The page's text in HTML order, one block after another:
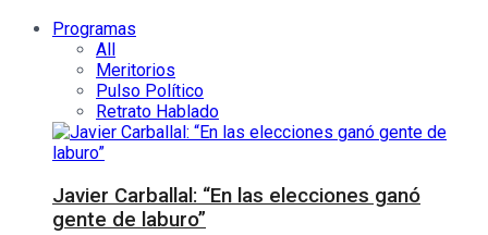
Programas
All
Meritorios
Pulso Político
Retrato Hablado
Javier Carballal: “En las elecciones ganó
gente de laburo”